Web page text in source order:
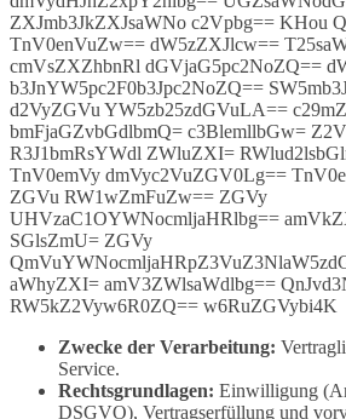
ZXJmb3JkZXJsaWNo c2Vpbg== KHou
TnV0enVuZw== dW5zZXJlcw==
cmVsZXZhbnRl dGVjaG5pc2NoZQ==
b3JnYW5pc2F0b3Jpc2NoZQ==
d2VyZGVu YW5zb25zdGVuLA==
bmFjaGZvbGdlbmQ= c3BlemllbGw=
R3J1bmRsYWdl ZWluZXI=
TnV0emVy dmVyc2VuZGV0Lg==
ZGVu RW1wZmFuZw== ZGVy
UHVzaC1OYWNocmljaHRlbg==
SGlsZmU= ZGVy
aWhyZXI= amV3ZWlsaWdlbg==
RW5kZ2Vyw6R0ZQ== w6RuZGVybi4K
Zwecke der Verarbeitung:
Service.
Rechtsgrundlagen: Einwilligung
DSGVO), Vertragserfüllung und